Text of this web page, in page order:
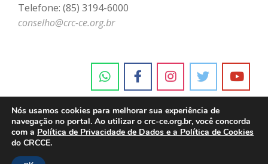
Telefone: (85) 3194-6000
conselho@crc-ce.org.br
Nós usamos cookies para melhorar sua experiência de
navegação no portal. Ao utilizar o crc-ce.org.br, você concorda
com a Política de Privacidade de Dados e a Política de Cookies
do CRCCE.